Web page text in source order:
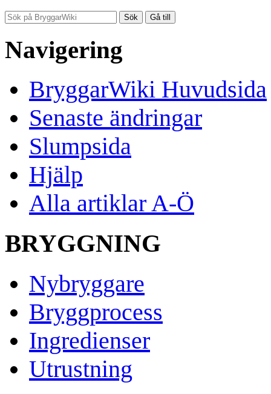
Navigering
BryggarWiki Huvudsida
Senaste ändringar
Slumpsida
Hjälp
Alla artiklar A-Ö
BRYGGNING
Nybryggare
Bryggprocess
Ingredienser
Utrustning